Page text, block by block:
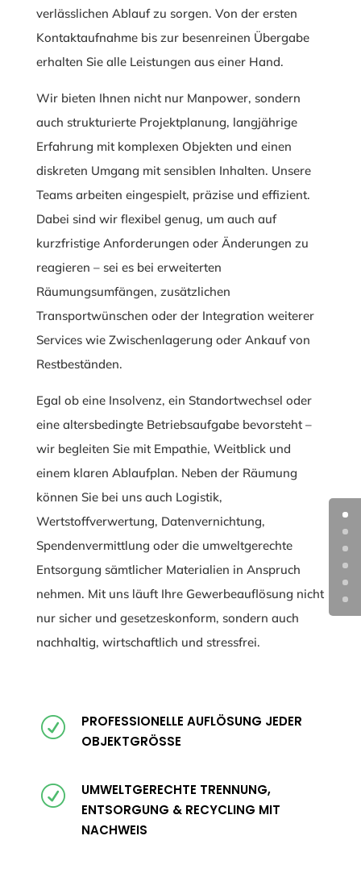
verlässlichen Ablauf zu sorgen. Von der ersten
Kontaktaufnahme bis zur besenreinen Übergabe
erhalten Sie alle Leistungen aus einer Hand.
Wir bieten Ihnen nicht nur Manpower, sondern
auch strukturierte Projektplanung, langjährige
Erfahrung mit komplexen Objekten und einen
diskreten Umgang mit sensiblen Inhalten. Unsere
Teams arbeiten eingespielt, präzise und effizient.
Dabei sind wir flexibel genug, um auch auf
kurzfristige Anforderungen oder Änderungen zu
reagieren – sei es bei erweiterten
Räumungsumfängen, zusätzlichen
Transportwünschen oder der Integration weiterer
Services wie Zwischenlagerung oder Ankauf von
Restbeständen.
Egal ob eine Insolvenz, ein Standortwechsel oder
eine altersbedingte Betriebsaufgabe bevorsteht –
wir begleiten Sie mit Empathie, Weitblick und
einem klaren Ablaufplan. Neben der Räumung
können Sie bei uns auch Logistik,
Wertstoffverwertung, Datenvernichtung,
Spendenvermittlung oder die umweltgerechte
Entsorgung sämtlicher Materialien in Anspruch
nehmen. Mit uns läuft Ihre Gewerbeauflösung nicht
nur sicher und gesetzeskonform, sondern auch
nachhaltig, wirtschaftlich und stressfrei.
R
PROFESSIONELLE AUFLÖSUNG JEDER
OBJEKTGRÖSSE
R
UMWELTGERECHTE TRENNUNG,
ENTSORGUNG & RECYCLING MIT
NACHWEIS